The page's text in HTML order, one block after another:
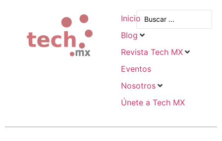
Inicio
Blog
Revista Tech MX
Eventos
Nosotros
Únete a Tech MX